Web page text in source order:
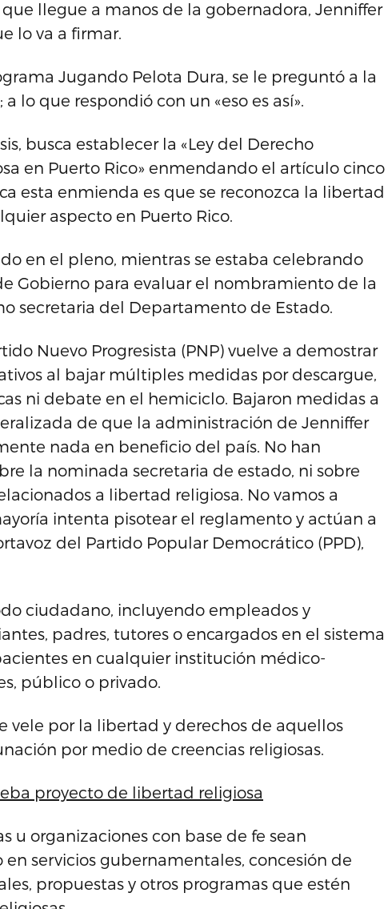
llegue a manos de la gobernadora, Jenniffer
lo va a firmar.
Jugando Pelota Dura, se le preguntó a la
lo que respondió con un «eso es así».
busca establecer la «Ley del Derecho
en Puerto Rico» enmendando el artículo cinco
esta enmienda es que se reconozca la libertad
aspecto en Puerto Rico.
en el pleno, mientras se estaba celebrando
Gobierno para evaluar el nombramiento de la
secretaria del Departamento de Estado.
Nuevo Progresista (PNP) vuelve a demostrar
al bajar múltiples medidas por descargue,
ni debate en el hemiciclo. Bajaron medidas a
de que la administración de Jenniffer
nada en beneficio del país. No han
la nominada secretaria de estado, ni sobre
a libertad religiosa. No vamos a
intenta pisotear el reglamento y actúan a
del Partido Popular Democrático (PPD),
ciudadano, incluyendo empleados y
padres, tutores o encargados en el sistema
en cualquier institución médico-
público o privado.
vele por la libertad y derechos de aquellos
por medio de creencias religiosas.
proyecto de libertad religiosa
u organizaciones con base de fe sean
servicios gubernamentales, concesión de
propuestas y otros programas que estén